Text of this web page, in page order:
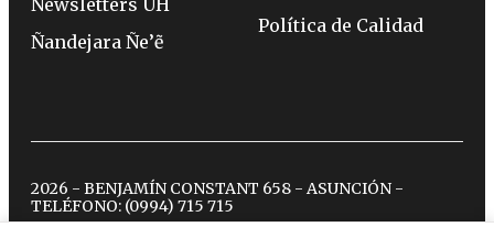
Newsletters ÚH
Ñandejara Ñe’ẽ
Política de Calidad
2026 - BENJAMÍN CONSTANT 658 - ASUNCIÓN -
TELÉFONO: (0994) 715 715